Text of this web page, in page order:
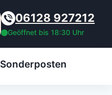
06128 927212
Geöffnet bis 18:30 Uhr
Sonderposten